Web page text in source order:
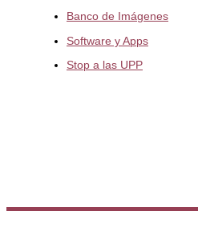
Banco de Imágenes
Software y Apps
Stop a las UPP